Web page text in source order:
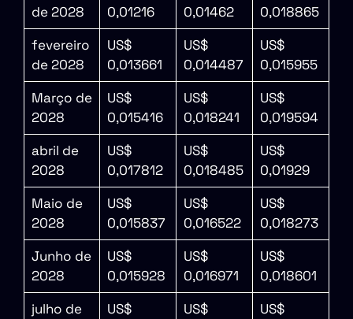
de 2028
0,01216
0,01462
0,018865
fevereiro
de 2028
US$
0,013661
US$
0,014487
US$
0,015955
Março de
2028
US$
0,015416
US$
0,018241
US$
0,019594
abril de
2028
US$
0,017812
US$
0,018485
US$
0,01929
Maio de
2028
US$
0,015837
US$
0,016522
US$
0,018273
Junho de
2028
US$
0,015928
US$
0,016971
US$
0,018601
julho de
US$
US$
US$